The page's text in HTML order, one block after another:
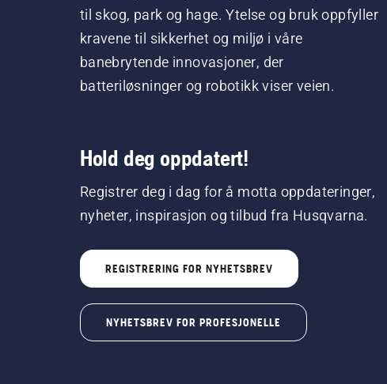
til skog, park og hage. Ytelse og bruk oppfyller
kravene til sikkerhet og miljø i våre
banebrytende innovasjoner, der
batteriløsninger og robotikk viser veien.
Hold deg oppdatert!
Registrer deg i dag for å motta oppdateringer,
nyheter, inspirasjon og tilbud fra Husqvarna.
REGISTRERING FOR NYHETSBREV
NYHETSBREV FOR PROFESJONELLE